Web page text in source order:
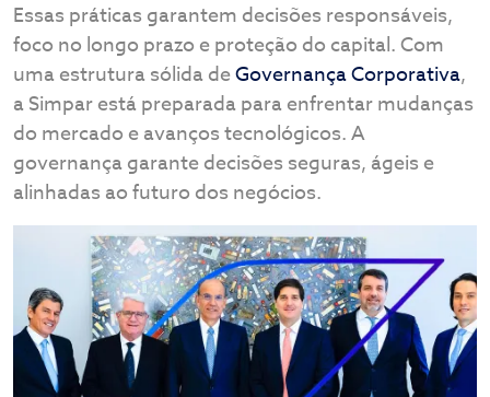
Essas práticas garantem decisões responsáveis,
foco no longo prazo e proteção do capital. Com
uma estrutura sólida deGovernança Corporativa,
a Simpar está preparada para enfrentar mudanças
do mercado e avanços tecnológicos. A
governança garante decisões seguras, ágeis e
alinhadas ao futuro dos negócios.